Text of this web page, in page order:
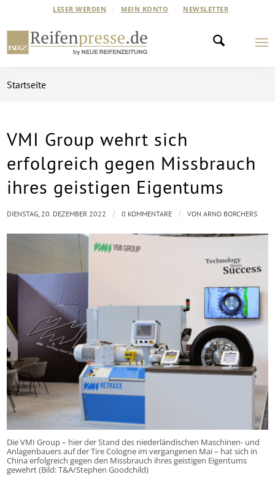
LESER WERDEN MEIN KONTO NEWSLETTER
Startseite
VMI Group wehrt sich
erfolgreich gegen Missbrauch
ihres geistigen Eigentums
Die VMI Group – hier der Stand des niederländischen Maschinen- und
Anlagenbauers auf der Tire Cologne im vergangenen Mai – hat sich in
China erfolgreich gegen den Missbrauch ihres geistigen Eigentums
gewehrt (Bild: T&A/Stephen Goodchild)
DIENSTAG, 20. DEZEMBER 2022 / 0 KOMMENTARE / VONARNO BORCHERS